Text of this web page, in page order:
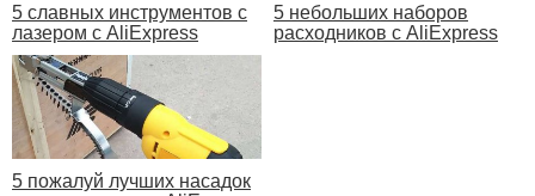
5 славных инструментов с
лазером с AliExpress
5 небольших наборов
расходников с AliExpress
5 пожалуй лучших насадок